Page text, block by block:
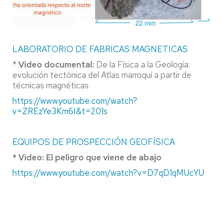
LABORATORIO DE FABRICAS MAGNETICAS
* Video documental: De la Física a la Geología:
evolución tectónica del Atlas marroquí a partir de
técnicas magnéticas
https://www.youtube.com/watch?
v=ZREzYe3Km6I&t=201s
EQUIPOS DE PROSPECCIÓN GEOFÍSICA
* Video: El peligro que viene de abajo
https://www.youtube.com/watch?v=D7qD1qMUcYU